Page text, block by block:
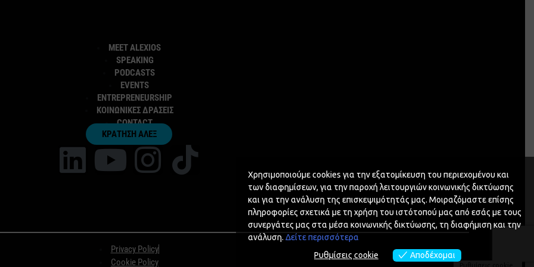
MEET ALEXIOS
SPEAKING
PODCASTS
EVENTS
ENTREPRENEURSHIP
ΚΟΙΝΩΝΙΚΕΣ ΔΡΑΣΕΙΣ
CONTACT
ΚΡΑΤΗΣΗ ΑΛΕΞ
Privacy Policy
Cookie Policy
Χρησιμοποιούμε cookies για την εξατομίκευση του περιεχομένου και
των διαφημίσεων, για την παροχή λειτουργιών κοινωνικής δικτύωσης
και για την ανάλυση της επισκεψιμότητάς μας. Μοιραζόμαστε επίσης
πληροφορίες σχετικά με τη χρήση του ιστότοπού μας από εσάς με τους
συνεργάτες μας στα μέσα κοινωνικής δικτύωσης, τη διαφήμιση και την
ανάλυση. Δείτε περισσότερα
Ρυθμίσεις cookie
Αποδέχομαι